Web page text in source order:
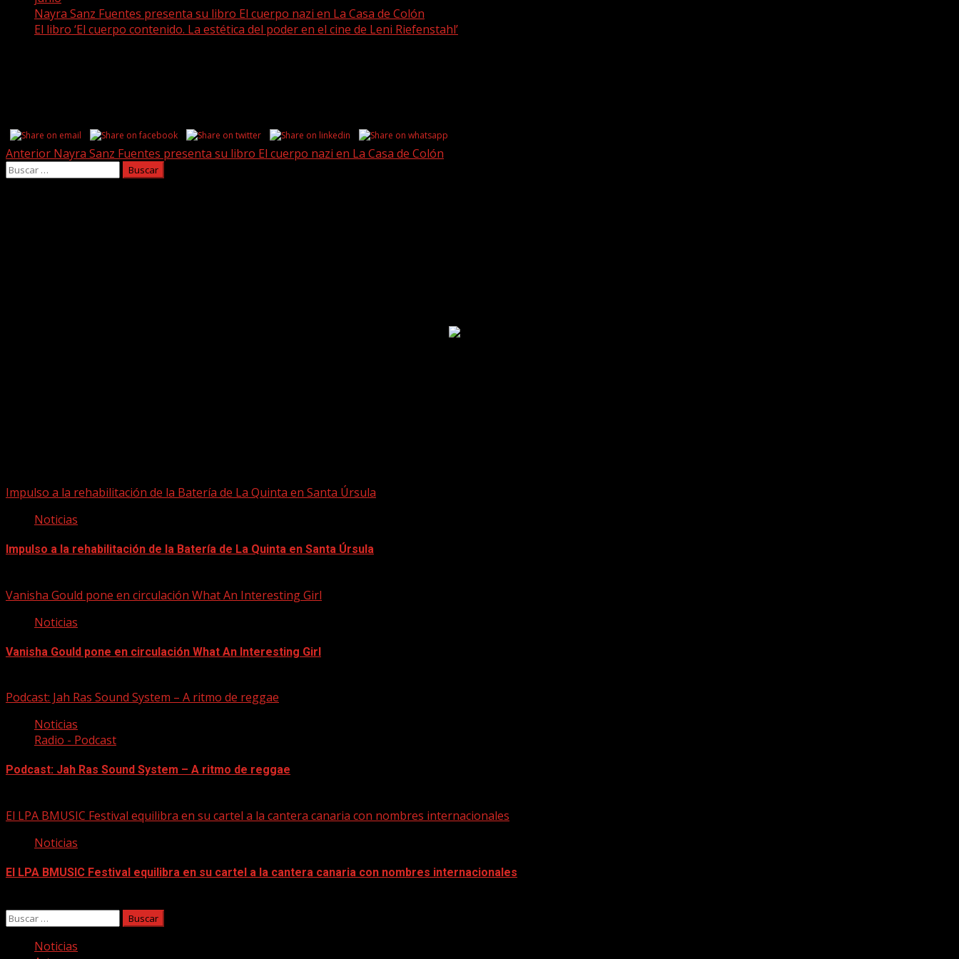
Nayra Sanz Fuentes presenta su libro El cuerpo nazi en La Casa de Colón
El libro ‘El cuerpo contenido. La estética del poder en el cine de Leni Riefenstahl’
Post
navigation
Anterior Nayra Sanz Fuentes presenta su libro El cuerpo nazi en La Casa de Colón
Buscar:
Impulso a la rehabilitación de la Batería de La Quinta en Santa Úrsula
Noticias
Impulso a la rehabilitación de la Batería de La Quinta en Santa Úrsula
Vanisha Gould pone en circulación What An Interesting Girl
Noticias
Vanisha Gould pone en circulación What An Interesting Girl
Podcast: Jah Ras Sound System – A ritmo de reggae
Noticias
Radio - Podcast
Podcast: Jah Ras Sound System – A ritmo de reggae
El LPA BMUSIC Festival equilibra en su cartel a la cantera canaria con nombres internacionales
Noticias
El LPA BMUSIC Festival equilibra en su cartel a la cantera canaria con nombres internacionales
Buscar:
Noticias